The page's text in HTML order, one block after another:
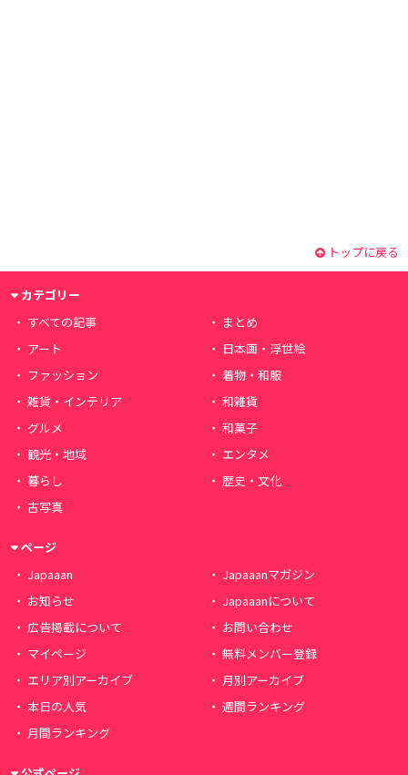
トップに戻る
カテゴリー
すべての記事
まとめ
アート
日本画・浮世絵
ファッション
着物・和服
雑貨・インテリア
和雑貨
グルメ
和菓子
観光・地域
エンタメ
暮らし
歴史・文化
古写真
ページ
Japaaan
Japaaanマガジン
お知らせ
Japaaanについて
広告掲載について
お問い合わせ
マイページ
無料メンバー登録
エリア別アーカイブ
月別アーカイブ
本日の人気
週間ランキング
月間ランキング